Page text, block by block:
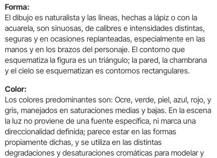
Forma:
El dibujo es naturalista y las líneas, hechas a lápiz o con la
acuarela, son sinuosas, de calibres e intensidades distintas,
seguras y en ocasiones replanteadas, especialmente en las
manos y en los brazos del personaje. El contorno que
esquematiza la figura es un triángulo; la pared, la chambrana
y el cielo se esquematizan es contornos rectangulares.
Color:
Los colores predominantes son: Ocre, verde, piel, azul, rojo, y
gris, manejados en saturaciones medias y bajas. En la escena
la luz no proviene de una fuente específica, ni marca una
direccionalidad definida; parece estar en las formas
propiamente dichas, y se utiliza en las distintas
degradaciones y desaturaciones cromáticas para modelar y